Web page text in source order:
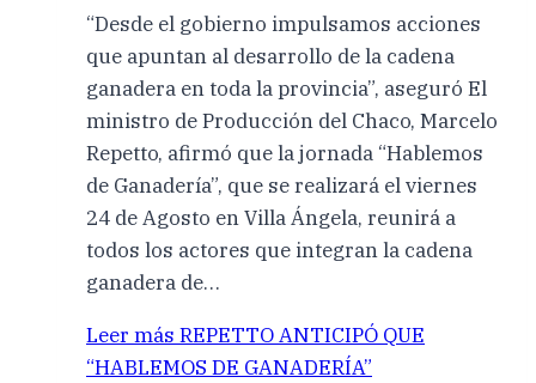
“Desde el gobierno impulsamos acciones
que apuntan al desarrollo de la cadena
ganadera en toda la provincia”, aseguró El
ministro de Producción del Chaco, Marcelo
Repetto, afirmó que la jornada “Hablemos
de Ganadería”, que se realizará el viernes
24 de Agosto en Villa Ángela, reunirá a
todos los actores que integran la cadena
ganadera de…
Leer más REPETTO ANTICIPÓ QUE
“HABLEMOS DE GANADERÍA”